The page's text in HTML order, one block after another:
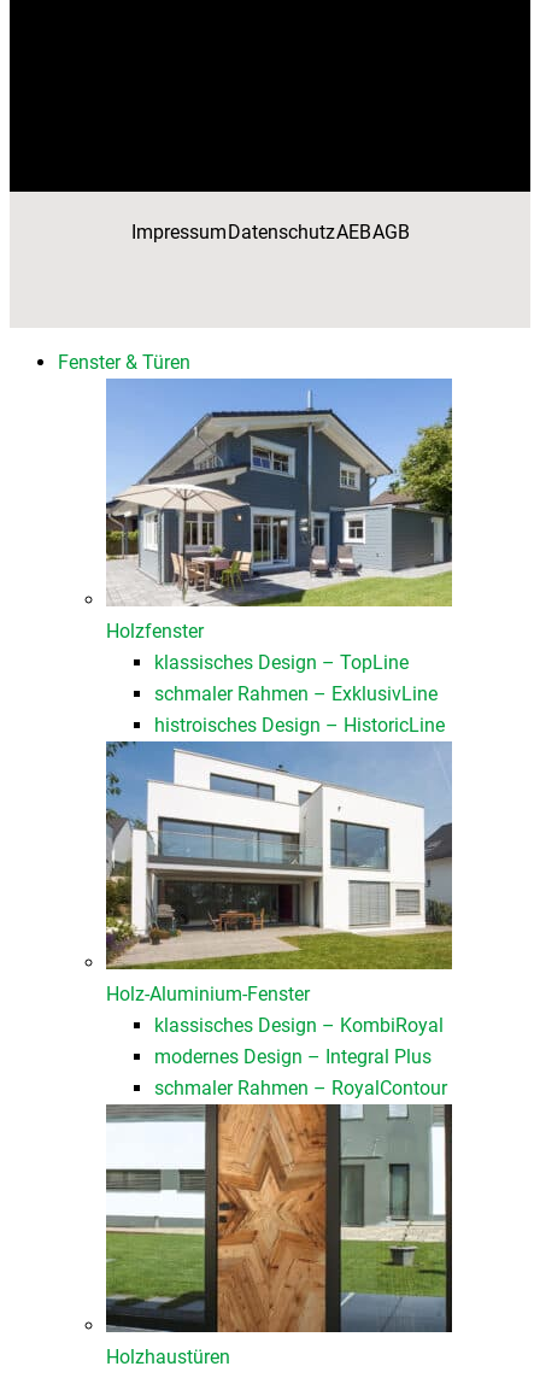
ImpressumDatenschutzAEBAGB
Fenster & Türen
Holzfenster
klassisches Design – TopLine
schmaler Rahmen – ExklusivLine
histroisches Design – HistoricLine
Holz-Aluminium-Fenster
klassisches Design – KombiRoyal
modernes Design – Integral Plus
schmaler Rahmen – RoyalContour
Holzhaustüren